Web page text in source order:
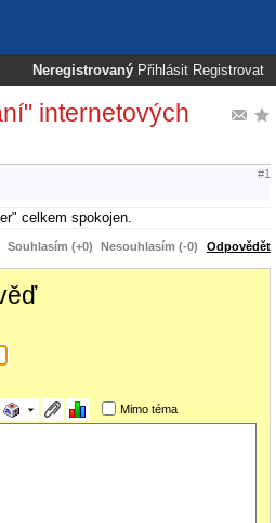
Neregistrovaný Přihlásit Registrovat
internetových
#1
celkem spokojen.
Souhlasím (+0) Nesouhlasím (-0) Odpovědět
Mimo téma